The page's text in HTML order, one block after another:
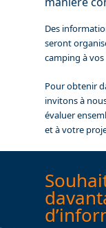
Des
seront
camping à
Pour obtenir
invitons à
évaluer
et à votre